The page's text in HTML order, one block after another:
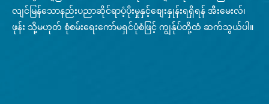
လျင်မြန်သောနည်းပညာဆိုင်ရာပံ့ပိုးမှုနှင့်စျေးနှုန်းရရှိရန် အီးမေးလ်၊
ဖုန်း သို့မဟုတ် စုံစမ်းရေးကော်မရှင်ပုံစံဖြင့် ကျွန်ုပ်တို့ထံ ဆက်သွယ်ပါ။